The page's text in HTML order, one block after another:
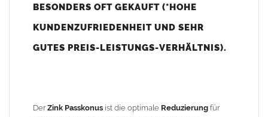
*Evtl. mit zusätzlicherSteckmuffe– Zubehörartikel Art.-Nr.
gekürzt werden.
BESONDERS OFT GEKAUFT (*HOHE
KUNDENZUFRIEDENHEIT UND SEHR
GUTES PREIS-LEISTUNGS-VERHÄLTNIS).
DerZink Passkonus ist die optimale Reduzierung für